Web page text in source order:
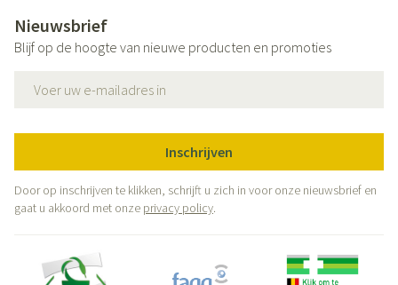
Nieuwsbrief
Blijf op de hoogte van nieuwe producten en promoties
Inschrijven
Door op inschrijven te klikken, schrijft u zich in voor onze nieuwsbrief en
gaat u akkoord met onze privacy policy.